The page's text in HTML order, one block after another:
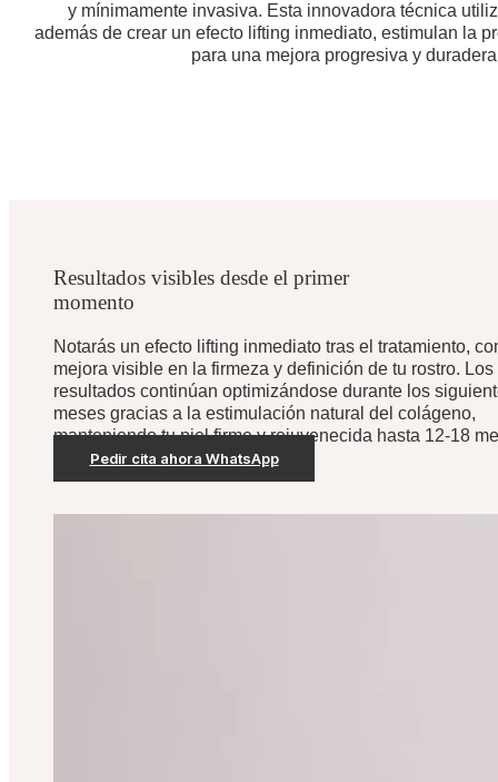
y mínimamente invasiva. Esta innovadora técnica
además de crear un efecto lifting inmediato, estimulan la
para una mejora progresiva y
Resultados visibles desde el primer
momento
Notarás un efecto lifting inmediato tras el tratamiento,
mejora visible en la firmeza y definición de tu rostro. Los
resultados continúan optimizándose durante los
meses gracias a la estimulación natural del colágeno,
manteniendo tu piel firme y rejuvenecida hasta 12-18
Pedir cita ahora WhatsApp